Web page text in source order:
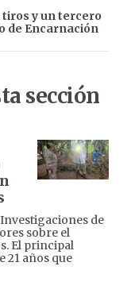
tiros y un tercero
de Encarnación
sección
de
sobre el
El principal
21 años que